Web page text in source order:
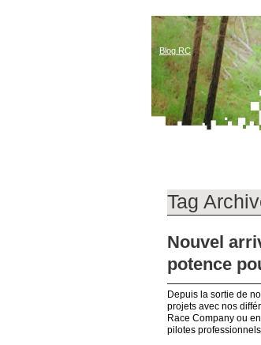
Blog RC
Tag
Nouvel
potence
Depuis la sortie de
projets avec nos
Race Company ou
pilotes